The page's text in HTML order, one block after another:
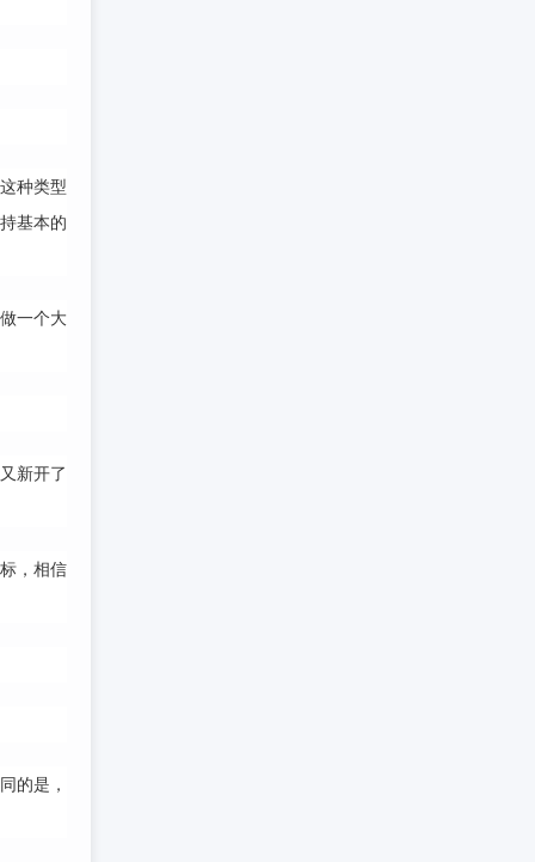
种类型
基本的
一个大
新开了
，相信
的是，